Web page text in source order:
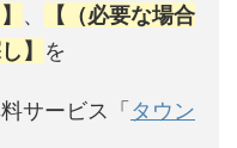
、
【（必要な場合
】 を
サービス「 タウン